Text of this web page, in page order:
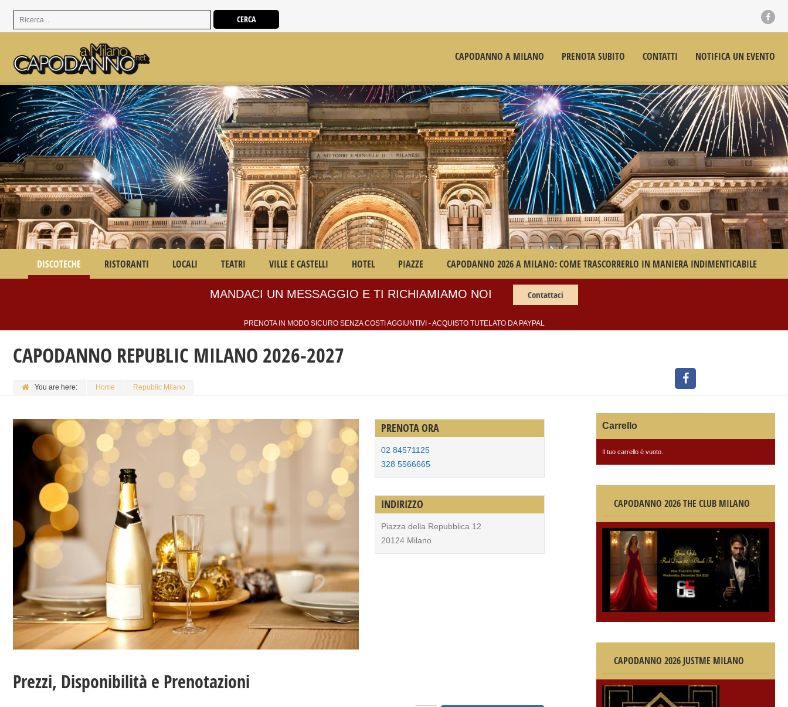
CAPODANNO A MILANO PRENOTA SUBITO CONTATTI NOTIFICA UN EVENTO
DISCOTECHE RISTORANTI LOCALI TEATRI VILLE E CASTELLI HOTEL PIAZZE CAPODANNO 2026 A MILANO: COME TRASCORRERLO IN MANIERA INDIMENTICABILE
MANDACI UN MESSAGGIO E TI RICHIAMIAMO NOI Contattaci
PRENOTA IN MODO SICURO SENZA COSTI AGGIUNTIVI - ACQUISTO TUTELATO DA PAYPAL
CAPODANNO REPUBLIC MILANO 2026-2027
You are here: Home Republic Milano
PRENOTA ORA
02 84571125
328 5566665
INDIRIZZO
Piazza della Repubblica 12
20124 Milano
Prezzi, Disponibilità e Prenotazioni
Carrello
Il tuo carrello è vuoto.
CAPODANNO 2026 THE CLUB MILANO
CAPODANNO 2026 JUSTME MILANO